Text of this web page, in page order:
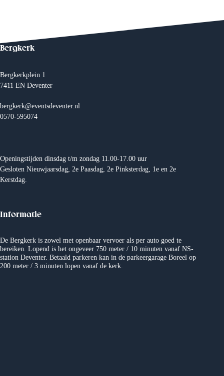
N
a
g
a
i
e
Bergkerk
Bergkerkplein 1
7411 EN Deventer
bergkerk@eventsdeventer.nl
0570-595074
Openingstijden dinsdag t/m zondag 11.00-17.00 uur
Gesloten Nieuwjaarsdag, 2e Paasdag, 2e Pinksterdag, 1e en 2e
Kerstdag.
Informatie
De Bergkerk is zowel met openbaar vervoer als per auto goed te
bereiken. Lopend is het ongeveer 750 meter / 10 minuten vanaf NS-
station Deventer. Betaald parkeren kan in de parkeergarage Boreel op
200 meter / 3 minuten lopen vanaf de kerk.